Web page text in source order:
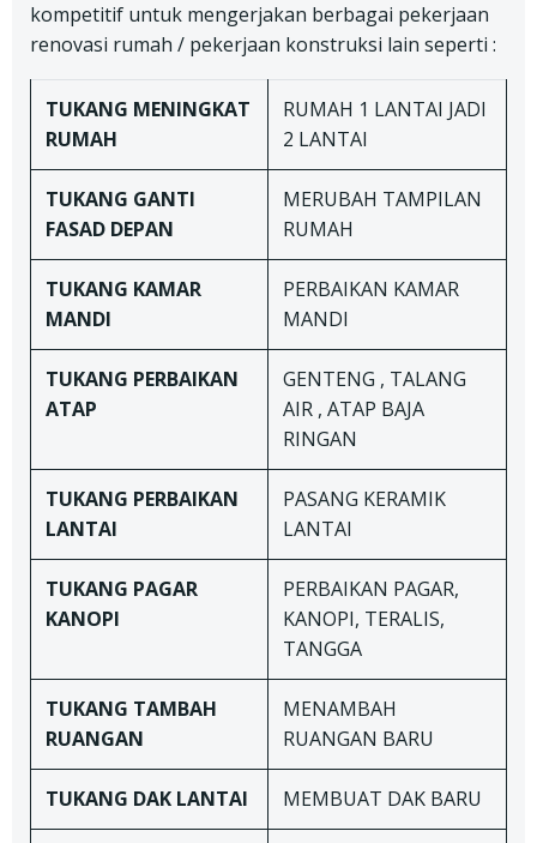
kompetitif untuk mengerjakan berbagai pekerjaan
renovasi rumah / pekerjaan konstruksi lain seperti :
TUKANG MENINGKAT
RUMAH
RUMAH 1 LANTAI JADI
2 LANTAI
TUKANG GANTI
FASAD DEPAN
MERUBAH TAMPILAN
RUMAH
TUKANG KAMAR
MANDI
PERBAIKAN KAMAR
MANDI
TUKANG PERBAIKAN
ATAP
GENTENG , TALANG
AIR , ATAP BAJA
RINGAN
TUKANG PERBAIKAN
LANTAI
PASANG KERAMIK
LANTAI
TUKANG PAGAR
KANOPI
PERBAIKAN PAGAR,
KANOPI, TERALIS,
TANGGA
TUKANG TAMBAH
RUANGAN
MENAMBAH
RUANGAN BARU
TUKANG DAK LANTAI MEMBUAT DAK BARU